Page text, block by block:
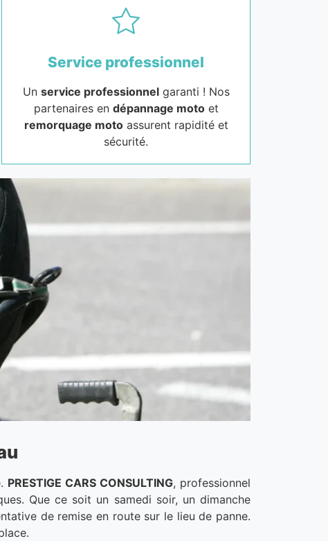
Service professionnel
Un service professionnelgaranti ! Nos
partenaires en dépannage motoet
remorquage motoassurent rapidité et
sécurité.
PRESTIGE CARS CONSULTING, professionnel
Que ce soit un samedi soir, un dimanche
de remise en route sur le lieu de panne.